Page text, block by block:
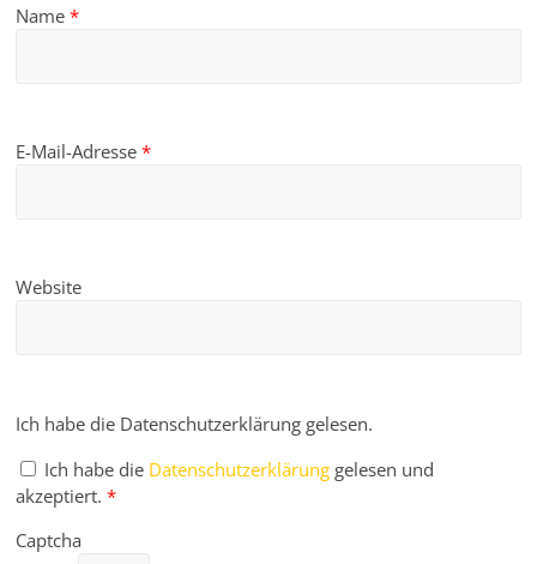
Name*
E-Mail-Adresse*
Website
Ich habe die Datenschutzerklärung gelesen.
Ich habe die Datenschutzerklärung gelesen und
akzeptiert. *
Captcha